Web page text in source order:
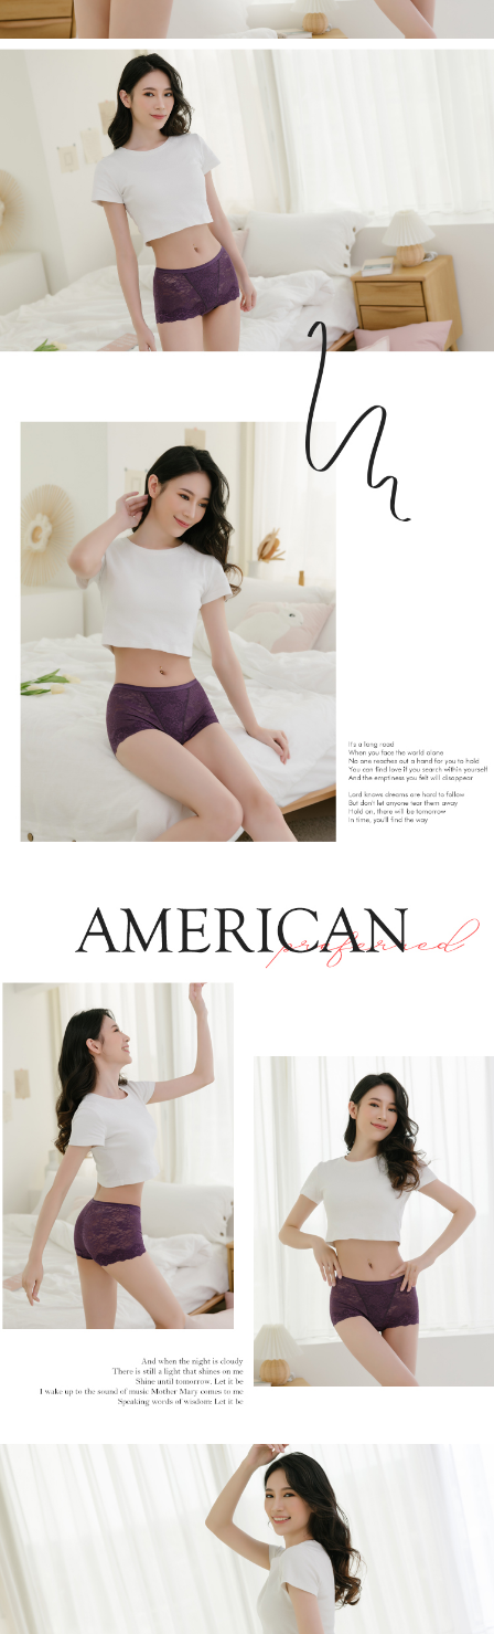
資料（包含姓名、電話或地址）提供予台灣大哥大進項蒐集、處理及利用，
由本公司與您本人進行分期帳單所需資料之確認、核對及更正。
3.完整用戶服務條款，請詳閱以下連結：
※ 交易是否成功請以「AFTEE先享後付 」之結帳頁面顯示為準，若有關於
是否繳費成功／繳費後需取消欲退款等相關疑問，請聯繫「AFTEE先享後付
https://netprotections.freshdesk.com/support/home
１．透過由恩沛科技股份有限公司提供之「AFTEE先享後付」服務完成之交
易，需依本服務之必要範圍內提供個人資料，並將交易相關給付款項請求債
權轉讓予恩沛科技股份有限公司。
２．關於個人資料處理事宜，請瀏覽以下網址：
https://aftee.tw/terms/#terms3
３．未成年的使用者請事先徵得法定代理人或監護人之同意方可使用
「AFTEE先享後付」，若未經同意申辦者引起之損失，本公司不負相關責
４．使用「AFTEE先享後付」時，將依據個別帳號之用戶狀況，依本公司即
時審查核予不同之上限額度；若仍有額度不足之情形，本公司將視審查結果
請求用戶進行身份認證。
５．嚴禁一人註冊多個帳號或使用他人資訊註冊。若發現惡意使用之情形，
恩沛科技股份有限公司將有權停止該用戶之使用額度並採取法律行動。
每筆NT$80，滿NT$499(含以上)免運費
萊爾富取貨付款
每筆NT$80，滿NT$799(含以上)免運費
付款後萊爾富取貨
每筆NT$80，滿NT$799(含以上)免運費
7-11取貨付款
每筆NT$80，滿NT$799(含以上)免運費
付款後7-11取貨
每筆NT$80，滿NT$799(含以上)免運費
7-11取貨(快速到店)
每筆NT$90
每筆NT$80，滿NT$890(含以上)免運費
每筆NT$120
國家/地區配送